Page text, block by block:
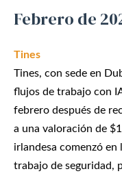
Febrero de
Tines
Tines, con sede en
flujos de trabajo con
febrero después de
a una valoración de
irlandesa comenzó
trabajo de seguridad,